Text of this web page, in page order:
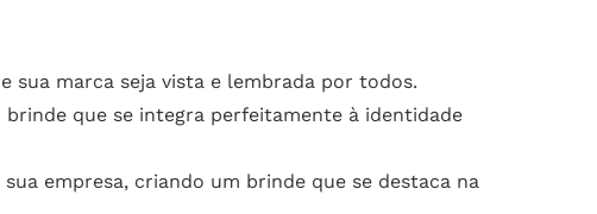
sua marca seja vista e lembrada por todos.
que se integra perfeitamente à identidade
empresa, criando um brinde que se destaca na